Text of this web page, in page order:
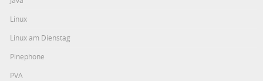
Linux
Linux am Dienstag
Pinephone
PVA